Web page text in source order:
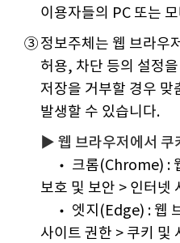
이용자들의 PC 또는
③정보주체는 웹 브라우
허용, 차단 등의 설정
저장을 거부할 경우 맞
발생할 수 있습니다.
▶ 웹 브라우저에서 쿠
• 크롬(Chrome) :
보호 및 보안 > 인터넷
• 엣지(Edge) : 웹
사이트 권한 > 쿠키 및